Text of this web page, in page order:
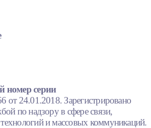
номер серии
24.01.2018. Зарегистрировано
по надзору в сфере связи,
и массовых коммуникаций.